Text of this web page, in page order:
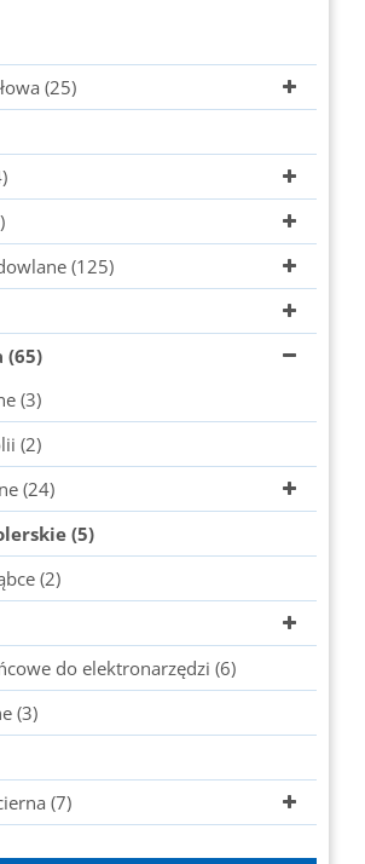
(25)
(125)
(65)
(3)
(2)
(24)
(5)
(2)
do elektronarzędzi (6)
(3)
(7)